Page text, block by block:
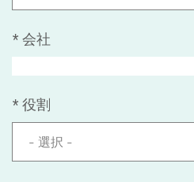
* 会社
* 役割
- 選択 -